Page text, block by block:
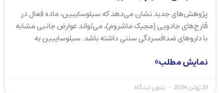
پژوهش‌های جدید نشان می‌دهد که سیلوسایبین، ماده فعال در
قارچ‌های جادویی (مجیک ماشروم)، می‌تواند عوارض جانبی مشابه
با داروهای ضدافسردگی سنتی داشته باشد. سیلوسایبین به
نمایش مطلب»
22 ژوئن 2024 بدون دیدگاه